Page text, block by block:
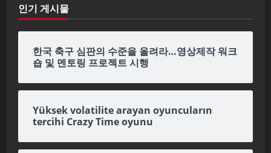
인기 게시물
한국 축구 심판의 수준을 올려라…영상제작 워크
숍 및 멘토링 프로젝트 시행
Yüksek volatilite arayan oyuncuların
tercihi Crazy Time oyunu